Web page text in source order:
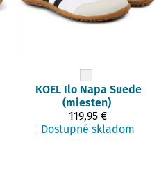
KOEL Ilo Napa Suede
(miesten)
119,95 €
Dostupné skladom